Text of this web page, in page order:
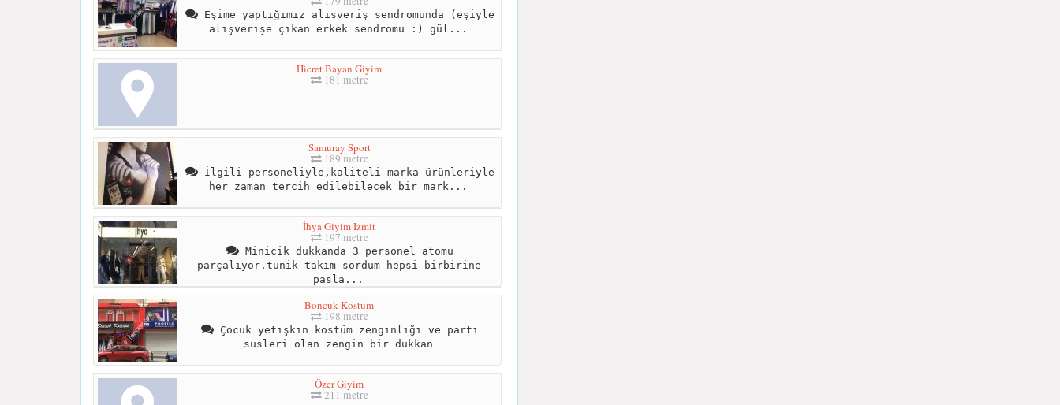
Eşime yaptığımız alışveriş sendromunda (eşiyle
alışverişe çıkan erkek sendromu :) gül...
Hicret Bayan Giyim
181 metre
Samuray Sport
189 metre
İlgili personeliyle,kaliteli marka ürünleriyle
her zaman tercih edilebilecek bir mark...
İhya Giyim Izmit
197 metre
Minicik dükkanda 3 personel atomu
parçalıyor.tunik takım sordum hepsi birbirine
pasla...
Boncuk Kostüm
198 metre
Çocuk yetişkin kostüm zenginliği ve parti
süsleri olan zengin bir dükkan
Özer Giyim
211 metre